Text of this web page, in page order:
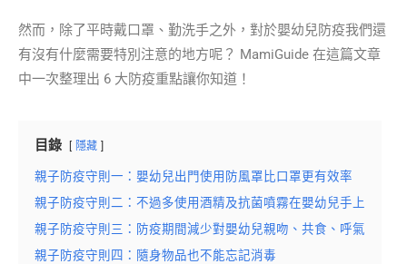
然而，除了平時戴口罩、勤洗手之外，對於嬰幼兒防疫我們還
有沒有什麼需要特別注意的地方呢？ MamiGuide 在這篇文章
中一次整理出 6 大防疫重點讓你知道！
目錄 隱藏
親子防疫守則一：嬰幼兒出門使用防風罩比口罩更有效率
親子防疫守則二：不過多使用酒精及抗菌噴霧在嬰幼兒手上
親子防疫守則三：防疫期間減少對嬰幼兒親吻、共食、呼氣
親子防疫守則四：隨身物品也不能忘記消毒